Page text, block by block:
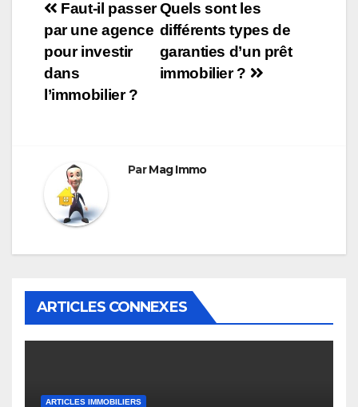
Navigation
de
l’article
Quels sont les
différents types de
garanties d’un prêt
immobilier ?
Faut-il passer
par une agence
pour investir
dans
l’immobilier ?
ParMag Immo
ARTICLES CONNEXES
ARTICLES IMMOBILIERS